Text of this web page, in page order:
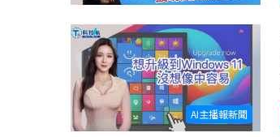
AI主播報新聞